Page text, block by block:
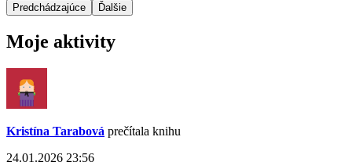
Predchádzajúce Ďalšie
Moje aktivity
Kristína Tarabová prečítala knihu
24.01.2026 23:56